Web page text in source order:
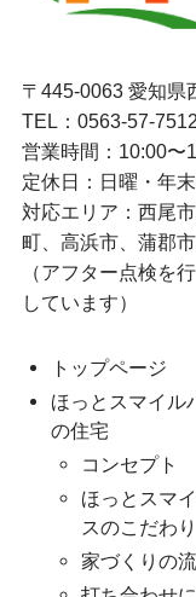
〒445-0063 愛知県
TEL： 0563-57-7512
営業時間：10:00〜
定休日：日曜・年
対応エリア：西尾
町、高浜市、蒲郡
（アフター点検を
しています）
トップページ
ほっとスマイル
の住宅
コンセプト
ほっとスマ
スのこだわり
家づくりの